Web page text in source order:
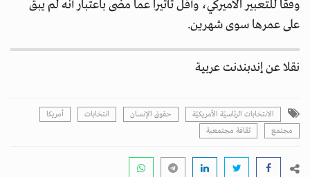
وفقاً للتعبير الأميركي، وأقل تأثيراً عما مضى باعتبار أنه لم يبق
على عمرها سوى شهرين.
نقلا عن إندبندنت عربية
الانتخابات الرئاسيّة الأمريكيّة حقوق الإنسان انتخابات
أمريكا
مجتمع
ثقافة مجتمعية